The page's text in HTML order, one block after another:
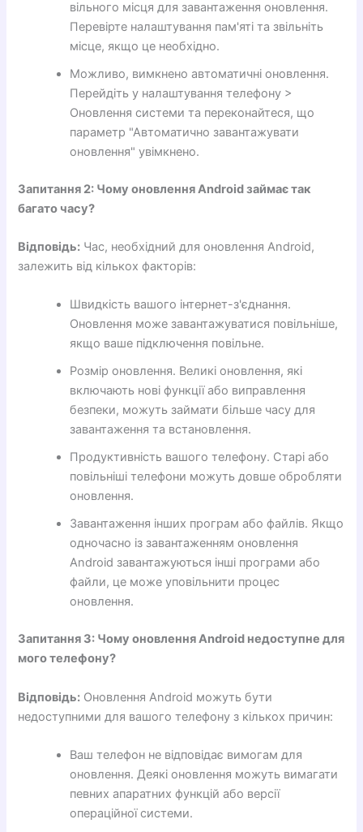
вільного місця для завантаження оновлення.
Перевірте налаштування пам'яті та звільніть
місце, якщо це необхідно.
Можливо, вимкнено автоматичні оновлення.
Перейдіть у налаштування телефону >
Оновлення системи та переконайтеся, що
параметр "Автоматично завантажувати
оновлення" увімкнено.
Запитання 2: Чому оновлення Android займає так
багато часу?
Відповідь: Час, необхідний для оновлення Android,
залежить від кількох факторів:
Швидкість вашого інтернет-з'єднання.
Оновлення може завантажуватися повільніше,
якщо ваше підключення повільне.
Розмір оновлення. Великі оновлення, які
включають нові функції або виправлення
безпеки, можуть займати більше часу для
завантаження та встановлення.
Продуктивність вашого телефону. Старі або
повільніші телефони можуть довше обробляти
оновлення.
Завантаження інших програм або файлів. Якщо
одночасно із завантаженням оновлення
Android завантажуються інші програми або
файли, це може уповільнити процес
оновлення.
Запитання 3: Чому оновлення Android недоступне для
мого телефону?
Відповідь: Оновлення Android можуть бути
недоступними для вашого телефону з кількох причин:
Ваш телефон не відповідає вимогам для
оновлення. Деякі оновлення можуть вимагати
певних апаратних функцій або версії
операційної системи.